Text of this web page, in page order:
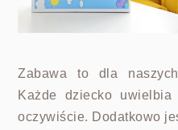
Zabawa to dla
Każde dziecko
oczywiście. Dodatkowo